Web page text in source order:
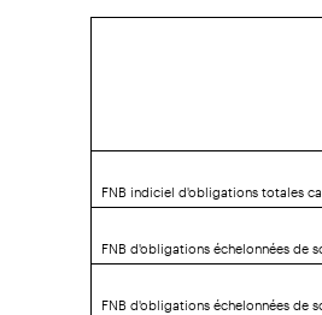
FNB indiciel d'obligations totales
FNB d'obligations échelonnées de
FNB d'obligations échelonnées de